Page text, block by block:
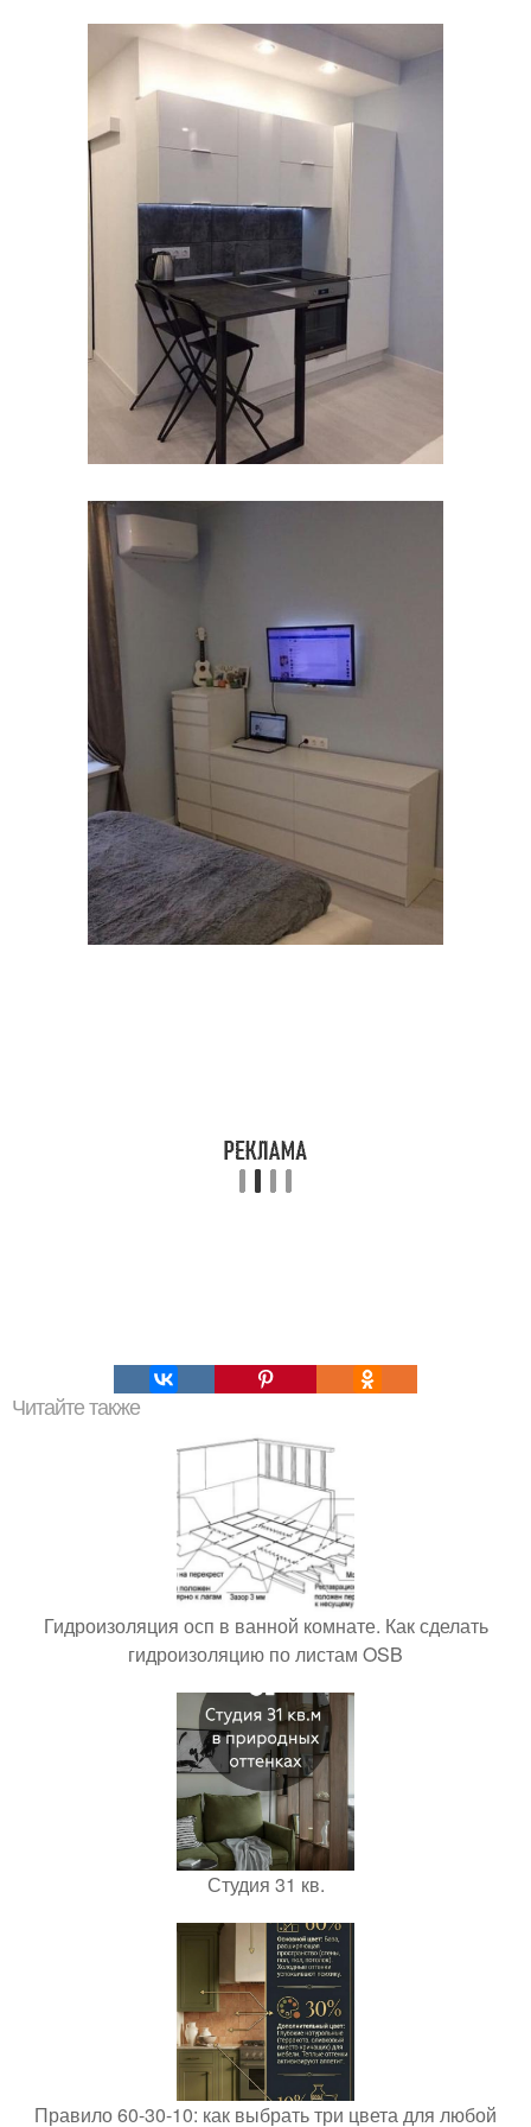
Читайте также
Гидроизоляция осп в ванной комнате. Как сделать
гидроизоляцию по листам OSB
Студия 31 кв.
Правило 60-30-10: как выбрать три цвета для любой